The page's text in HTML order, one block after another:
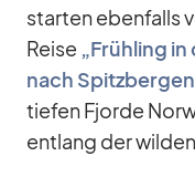
star­ten eben­falls
Reise „Früh­ling
nach
tie­fen Fjorde
ent­lang der